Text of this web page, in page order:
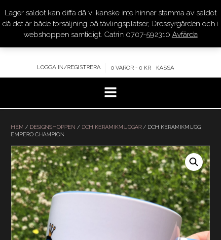
innehåll
DRESSYR.COM
KVALITET – KOMPETENS – SERVICE
LOGGA IN/REGISTRERA 0 VAROR - 0 KR KASSA
HEM / DESIGNSHOPPEN / DCH KERAMIKMUGGAR / DCH KERAMIKMUGG
EMPERO CHAMPION
Lager saldot kan diffa då vi kanske inte hinner stämma av saldot
då det är både försäljning på tävlingsplatser, Dressyrgården och i
webshoppen samtidigt. Catrin 0707-592310 Avfärda